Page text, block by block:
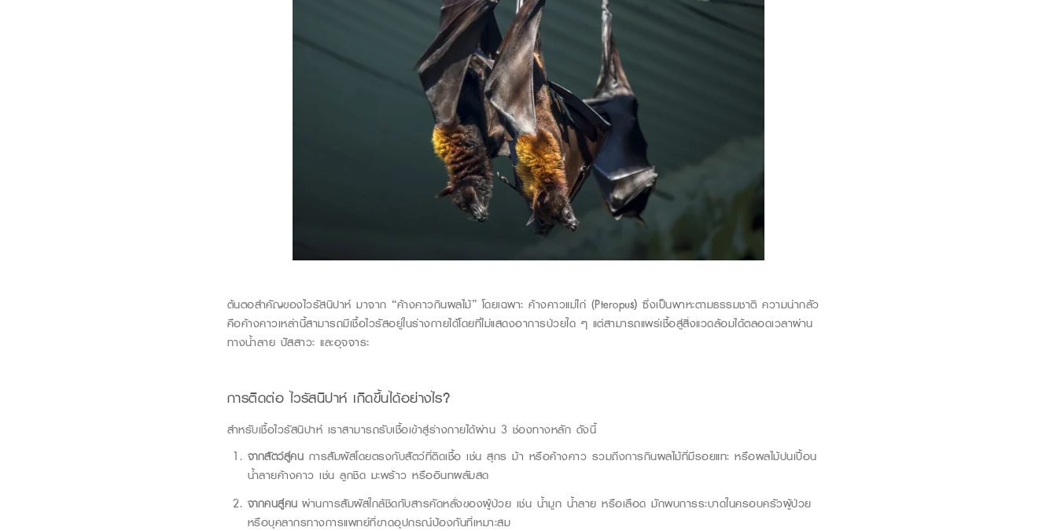
ต้นตอสำคัญของไวรัสนิปาห์ มาจาก “ค้างคาวกินผลไม้” โดยเฉพาะ ค้างคาวแม่ไก่ (Pteropus) ซึ่งเป็นพาหะตามธรรมชาติ ความน่ากลัว
คือค้างคาวเหล่านี้สามารถมีเชื้อไวรัสอยู่ในร่างกายได้โดยที่ไม่แสดงอาการป่วยใด ๆ แต่สามารถแพร่เชื้อสู่สิ่งแวดล้อมได้ตลอดเวลาผ่าน
ทางน้ำลาย ปัสสาวะ และอุจจาระ
การติดต่อไวรัสนิปาห์ เกิดขึ้นได้อย่างไร?
สำหรับเชื้อไวรัสนิปาห์ เราสามารถรับเชื้อเข้าสู่ร่างกายได้ผ่าน 3 ช่องทางหลัก ดังนี้
จากสัตว์สู่คน การสัมผัสโดยตรงกับสัตว์ที่ติดเชื้อ เช่น สุกร ม้า หรือค้างคาว รวมถึงการกินผลไม้ที่มีรอยแทะ หรือผลไม้ปนเปื้อน
น้ำลายค้างคาว เช่น ลูกชิด มะพร้าว หรืออินทผลัมสด
จากคนสู่คน ผ่านการสัมผัสใกล้ชิดกับสารคัดหลั่งของผู้ป่วย เช่น น้ำมูก น้ำลาย หรือเลือด มักพบการระบาดในครอบครัวผู้ป่วย
หรือบุคลากรทางการแพทย์ที่ขาดอุปกรณ์ป้องกันที่เหมาะสม